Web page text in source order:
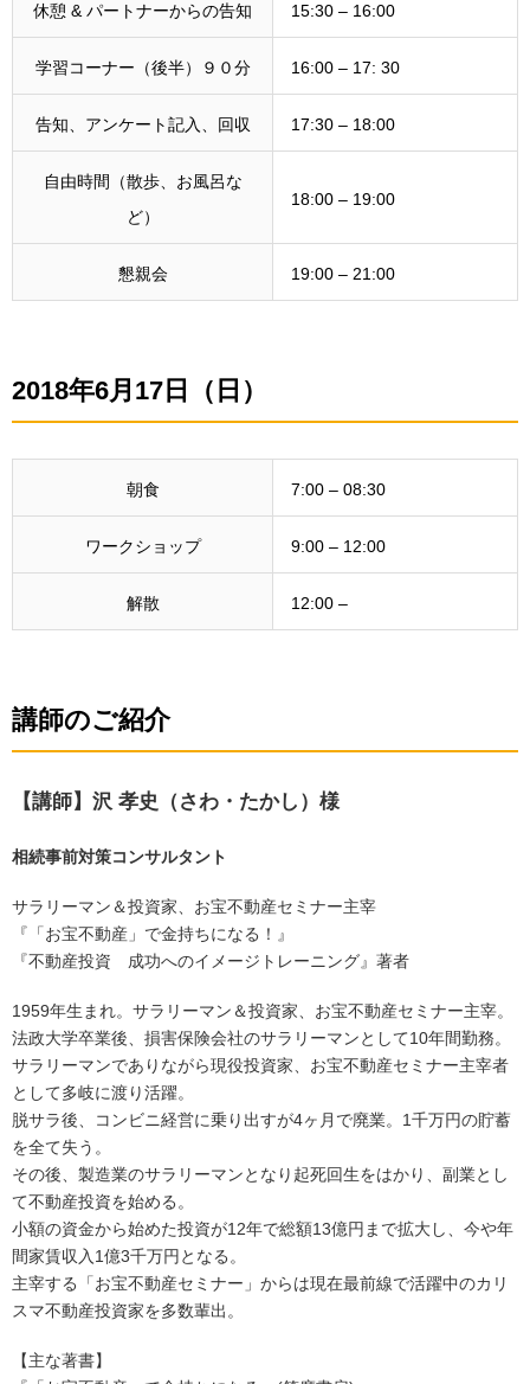
休憩 & パートナーからの告知 15:30 – 16:00
学習コーナー（後半）９０分 16:00 – 17: 30
告知、アンケート記入、回収 17:30 – 18:00
自由時間（散歩、お風呂な
ど）
18:00 – 19:00
懇親会 19:00 – 21:00
2018年6月17日（日）
朝食 7:00 – 08:30
ワークショップ 9:00 – 12:00
解散 12:00 –
講師のご紹介
【講師】沢 孝史（さわ・たかし）様
相続事前対策コンサルタント
サラリーマン＆投資家、お宝不動産セミナー主宰
『「お宝不動産」で金持ちになる！』
『不動産投資 成功へのイメージトレーニング』著者
1959年生まれ。サラリーマン＆投資家、お宝不動産セミナー主宰。
法政大学卒業後、損害保険会社のサラリーマンとして10年間勤務。
サラリーマンでありながら現役投資家、お宝不動産セミナー主宰者
として多岐に渡り活躍。
脱サラ後、コンビニ経営に乗り出すが4ヶ月で廃業。1千万円の貯蓄
を全て失う。
その後、製造業のサラリーマンとなり起死回生をはかり、副業とし
て不動産投資を始める。
小額の資金から始めた投資が12年で総額13億円まで拡大し、今や年
間家賃収入1億3千万円となる。
主宰する「お宝不動産セミナー」からは現在最前線で活躍中のカリ
スマ不動産投資家を多数輩出。
【主な著書】